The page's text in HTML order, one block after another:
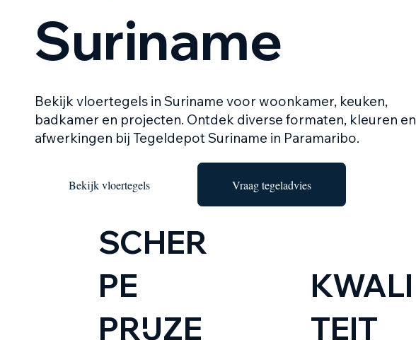
Suriname
Bekijk vloertegels in Suriname voor woonkamer, keuken,
badkamer en projecten. Ontdek diverse formaten, kleuren en
afwerkingen bij Tegeldepot Suriname in Paramaribo.
Bekijk vloertegels Vraag tegeladvies
SCHER
PE
PRIJZE
KWALI
TEIT